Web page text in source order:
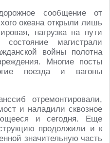
сообщение от
океана открыли лишь
нагрузка на пути
магистрали
войны полотна
Многие посты
поезда и вагоны
отремонтировали,
и наладили сквозное
и сегодня. Еще
продолжили и к
значительную часть